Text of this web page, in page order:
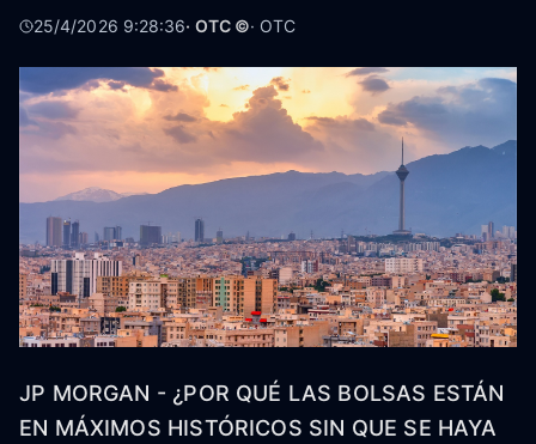
25/4/2026 9:28:36· OTC ©· OTC
JP MORGAN - ¿POR QUÉ LAS BOLSAS ESTÁN
EN MÁXIMOS HISTÓRICOS SIN QUE SE HAYA